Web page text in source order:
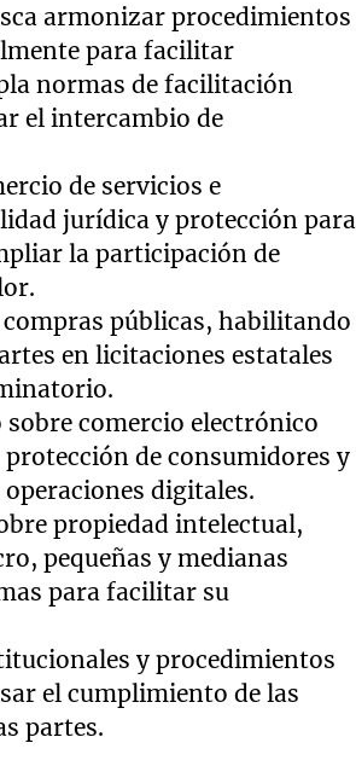
armonizar procedimientos
para facilitar
normas de facilitación
el intercambio de
de servicios e
jurídica y protección para
la participación de
públicas, habilitando
en licitaciones estatales
comercio electrónico
de consumidores y
digitales.
propiedad intelectual,
pequeñas y medianas
para facilitar su
y procedimientos
el cumplimiento de las
partes.